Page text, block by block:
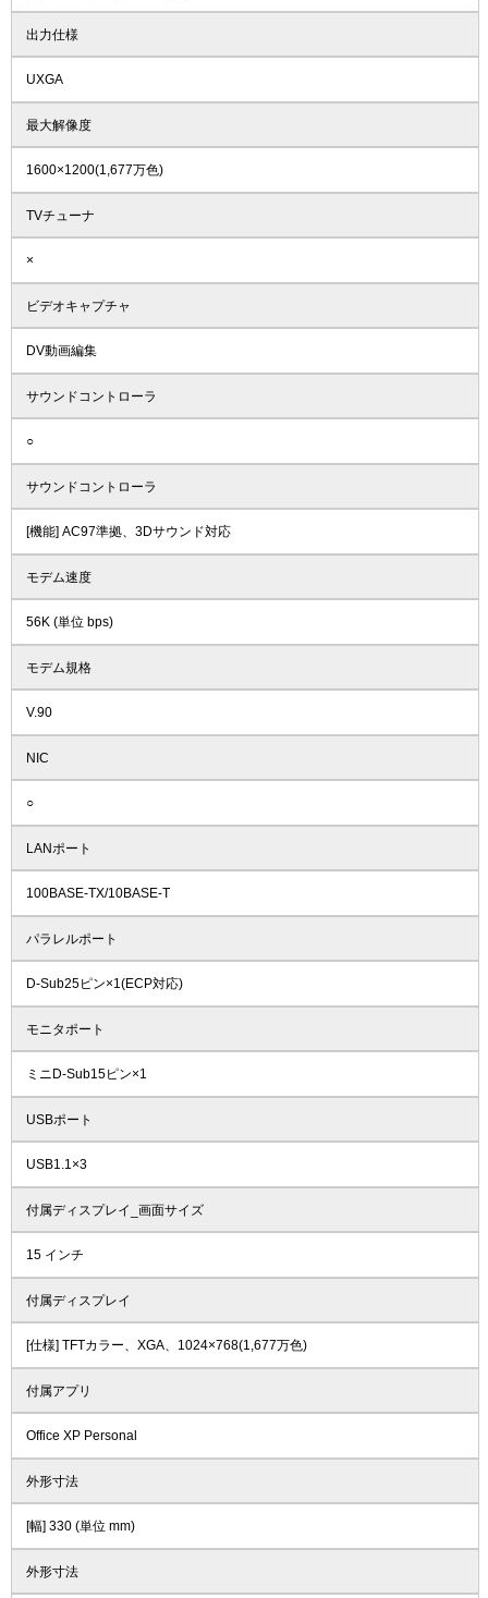
出力仕様
UXGA
最大解像度
1600×1200(1,677万色)
TVチューナ
×
ビデオキャプチャ
DV動画編集
サウンドコントローラ
○
サウンドコントローラ
[機能] AC97準拠、3Dサウンド対応
モデム速度
56K (単位 bps)
モデム規格
V.90
NIC
○
LANポート
100BASE-TX/10BASE-T
パラレルポート
D-Sub25ピン×1(ECP対応)
モニタポート
ミニD-Sub15ピン×1
USBポート
USB1.1×3
付属ディスプレイ_画面サイズ
15 インチ
付属ディスプレイ
[仕様] TFTカラー、XGA、1024×768(1,677万色)
付属アプリ
Office XP Personal
外形寸法
[幅] 330 (単位 mm)
外形寸法